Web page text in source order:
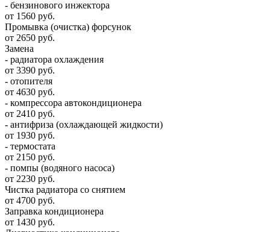
- бензинового инжектора
от 1560 руб.
Промывка (очистка) форсунок
от 2650 руб.
Замена
- радиатора охлаждения
от 3390 руб.
- отопителя
от 4630 руб.
- компрессора автокондиционера
от 2410 руб.
- антифриза (охлаждающей жидкости)
от 1930 руб.
- термостата
от 2150 руб.
- помпы (водяного насоса)
от 2230 руб.
Чистка радиатора со снятием
от 4700 руб.
Заправка кондиционера
от 1430 руб.